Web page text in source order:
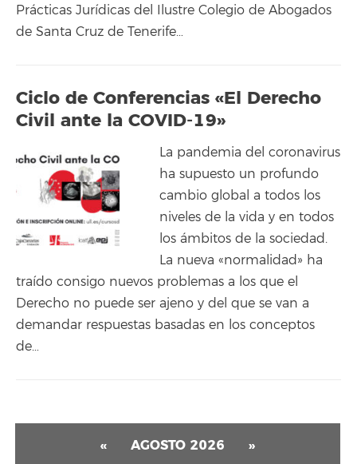
Prácticas Jurídicas del Ilustre Colegio de Abogados
de Santa Cruz de Tenerife…
Ciclo de Conferencias «El Derecho
Civil ante la COVID-19»
La pandemia del coronavirus
ha supuesto un profundo
cambio global a todos los
niveles de la vida y en todos
los ámbitos de la sociedad.
La nueva «normalidad» ha
traído consigo nuevos problemas a los que el
Derecho no puede ser ajeno y del que se van a
demandar respuestas basadas en los conceptos
de…
« AGOSTO 2026 »